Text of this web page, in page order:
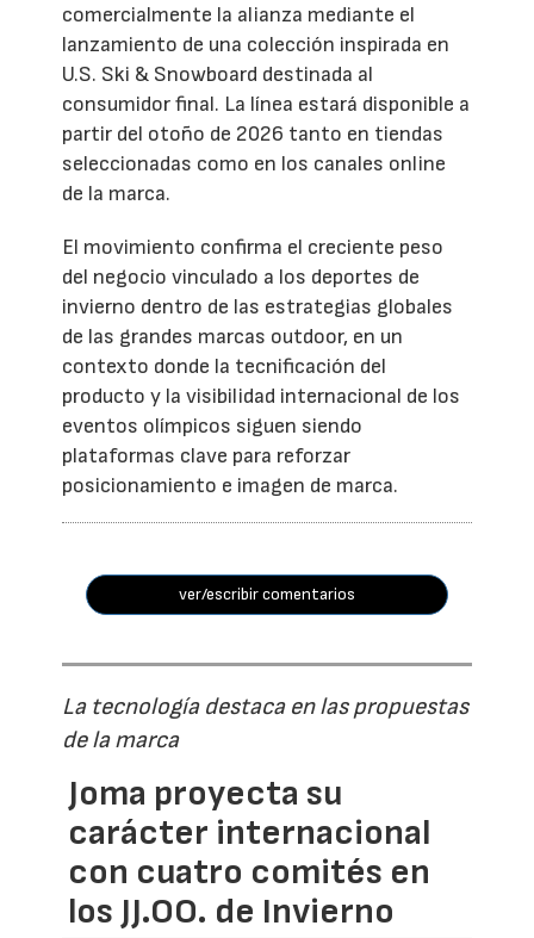
comercialmente la alianza mediante el
lanzamiento de una colección inspirada en
U.S. Ski & Snowboard destinada al
consumidor final. La línea estará disponible a
partir del otoño de 2026 tanto en tiendas
seleccionadas como en los canales online
de la marca.
El movimiento confirma el creciente peso
del negocio vinculado a los deportes de
invierno dentro de las estrategias globales
de las grandes marcas outdoor, en un
contexto donde la tecnificación del
producto y la visibilidad internacional de los
eventos olímpicos siguen siendo
plataformas clave para reforzar
posicionamiento e imagen de marca.
ver/escribir comentarios
La tecnología destaca en las propuestas
de la marca
Joma proyecta su
carácter internacional
con cuatro comités en
los JJ.OO. de Invierno